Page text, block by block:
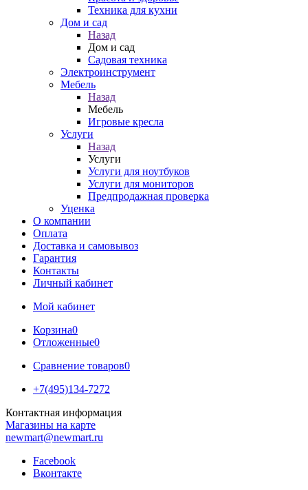
Техника для кухни
Дом и сад
Назад
Дом и сад
Садовая техника
Электроинструмент
Мебель
Назад
Мебель
Игровые кресла
Услуги
Назад
Услуги
Услуги для ноутбуков
Услуги для мониторов
Предпродажная проверка
Уценка
О компании
Оплата
Доставка и самовывоз
Гарантия
Контакты
Личный кабинет
Мой кабинет
Корзина0
Отложенные0
Сравнение товаров0
+7(495)134-7272
Контактная информация
Магазины на карте
newmart@newmart.ru
Facebook
Вконтакте